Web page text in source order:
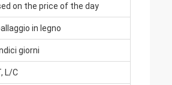
on the price of the day
in legno
giorni
L/C